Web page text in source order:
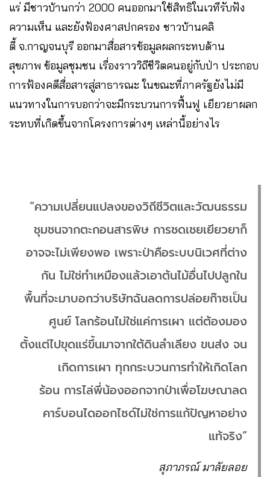
แร่ มีชาวบ้านกว่า 2000 คนออกมาใช้สิทธิในเวทีรับฟัง
ความเห็น และยังฟ้องศาสปกครอง ชาวบ้านคลิ
ตี้ จ.กาญจนบุรี ออกมาสื่อสารข้อมูลผลกระทบด้าน
สุขภาพ ข้อมูลชุมชน เรื่องราววิถีชีวิตคนอยู่กับป่า ประกอบ
การฟ้องคดีสื่อสารสู่สาธารณะ ในขณะที่ภาครัฐยังไม่มี
แนวทางในการบอกว่าจะมีกระบวนการฟื้นฟู เยียวยาผลก
ระทบที่เกิดขึ้นจากโครงการต่างๆ เหล่านี้อย่างไร
“ความเปลี่ยนแปลงของวิถีชีวิตและวัฒนธรรม
ชุมชนจากตะกอนสารพิษ การชดเชยเยียวยาก็
อาจจะไม่เพียงพอ เพราะป่าคือระบบนิเวศที่ต่าง
กัน ไม่ใช่ทำเหมืองแล้วเอาต้นไม้อื่นไปปลูกใน
พื้นที่จะมาบอกว่าบริษัทฉันลดการปล่อยก๊าซเป็น
ศูนย์ โลกร้อนไม่ใช่แค่การเผา แต่ต้องมอง
ตั้งแต่ไปขุดแร่ขึ้นมาจากใต้ดินลำเลียง ขนส่ง จน
เกิดการเผา ทุกกระบวนการทำให้เกิดโลก
ร้อน การไล่พี่น้องออกจากป่าเพื่อโฆษณาลด
คาร์บอนไดออกไซด์ไม่ใช่การแก้ปัญหาอย่าง
แท้จริง”
สุภาภรณ์ มาลัยลอย